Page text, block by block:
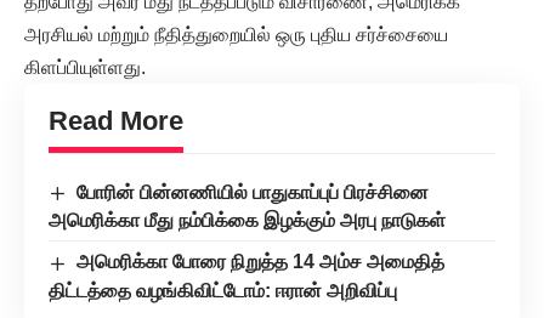
அரசியல் மற்றும் நீதித்துறையில் ஒரு புதிய சர்ச்சையை
கிளப்பியுள்ளது.
Read More
போரின் பின்னணியில் பாதுகாப்புப் பிரச்சினை
அமெரிக்கா மீது நம்பிக்கை இழக்கும் அரபு நாடுகள்
அமெரிக்கா போரை நிறுத்த 14 அம்ச அமைதித்
திட்டத்தை வழங்கிவிட்டோம்: ஈரான் அறிவிப்பு